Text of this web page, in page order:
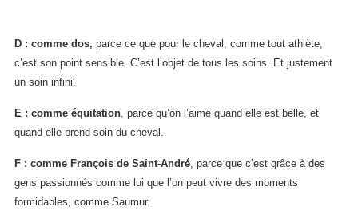
D : comme dos, parce ce que pour le cheval, comme tout athlète,
c’est son point sensible. C’est l’objet de tous les soins. Et justement
un soin infini.
E : comme équitation, parce qu’on l’aime quand elle est belle, et
quand elle prend soin du cheval.
F : comme François de Saint-André, parce que c’est grâce à des
gens passionnés comme lui que l’on peut vivre des moments
formidables, comme Saumur.